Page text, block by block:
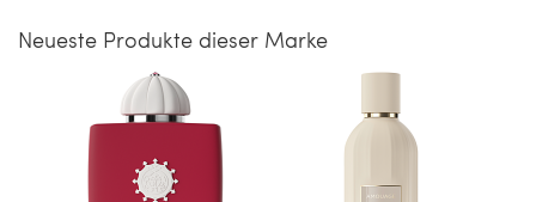
Neueste Produkte dieser Marke